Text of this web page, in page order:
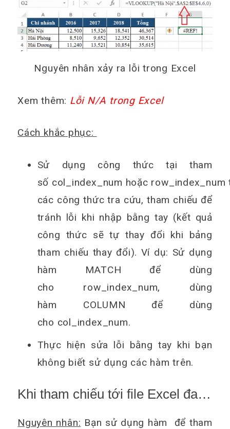
Nguyên nhân xảy ra lỗi trong Excel
Xem thêm: Lỗi N/A trong Excel
Cách khắc phục:
Sử dụng công thức tại tham
số col_index_num hoặc row_index_num
các công thức tra cứu, tham chiếu để
tránh lỗi khi nhập bằng tay (kết quả
công thức sẽ tự thay đổi khi bảng
tham chiếu thay đổi). Ví dụ: Sử dụng
hàm MATCH để dùng
cho row_index_num, dùng
hàm COLUMN để dùng
cho col_index_num.
Thực hiện sửa lỗi bằng tay khi bạn
không biết sử dụng các hàm trên.
Khi tham chiếu tới file Excel đang
Nguyên nhân: Bạn sử dụng hàm để tham